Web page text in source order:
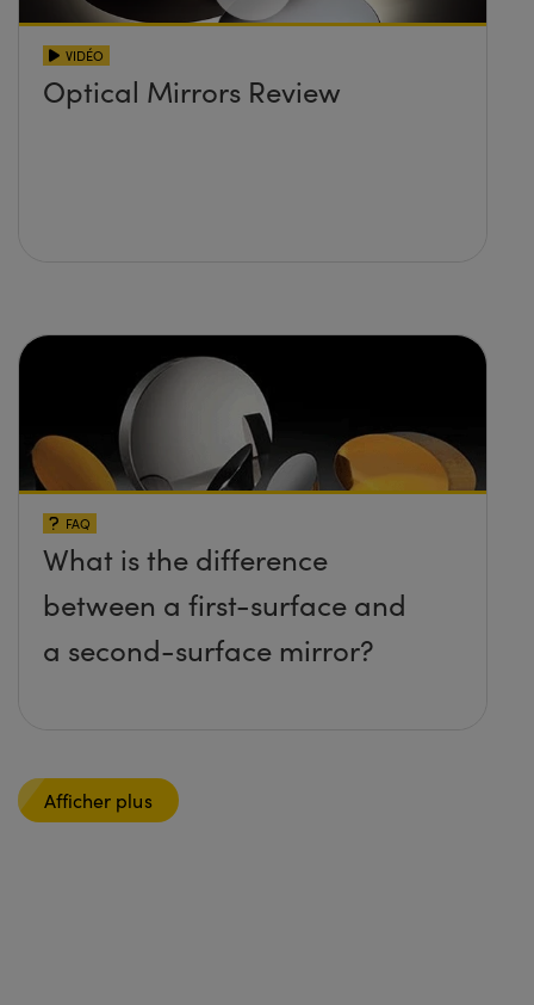
VIDÉO
Optical Mirrors Review
FAQ
What is the difference
between a first-surface and
a second-surface mirror?
Afficher plus